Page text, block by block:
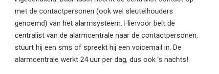
met de contactpersonen (ook wel sleutelhouders
genoemd) van het alarmsysteem. Hiervoor belt de
centralist van de alarmcentrale naar de contactpersonen,
stuurt hij een sms of spreekt hij een voicemail in. De
alarmcentrale werkt 24 uur per dag, dus ook ’s nachts!